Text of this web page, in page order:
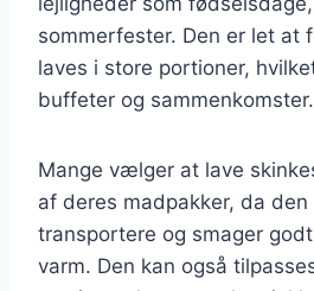
sommerfester. Den er let at
laves i store portioner,
buffeter og sammenkomster.
Mange vælger at lave
af deres madpakker, da den
transportere og smager
varm. Den kan også